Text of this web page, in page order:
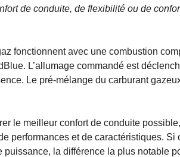
de conduite, de flexibilité ou de
fonctionnent avec une combustion
L’allumage commandé est
Le pré-mélange du carburant
le meilleur confort de conduite
performances et de caractéristiques. Si
la différence la plus notable